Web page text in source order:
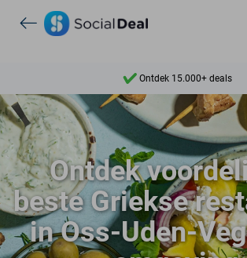
Ontdek 15.000+ deals
7 dagen per week
10+ miljoen leden
9,4
Ontdek 15.000+ deals
Ontdek
beste Griekse
in Oss-Uden-